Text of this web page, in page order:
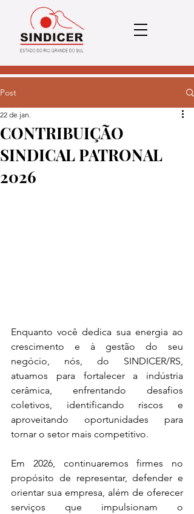
Post
CONTRIBUIÇÃO
SINDICAL PATRONAL
2026
22 de jan.
Enquanto você dedica sua energia ao
crescimento e à gestão do seu
negócio, nós, do SINDICER/RS,
atuamos para fortalecer a indústria
cerâmica, enfrentando desafios
coletivos, identificando riscos e
aproveitando oportunidades para
tornar o setor mais competitivo.
Em 2026, continuaremos firmes no
propósito de representar, defender e
orientar sua empresa, além de oferecer
serviços que impulsionam o